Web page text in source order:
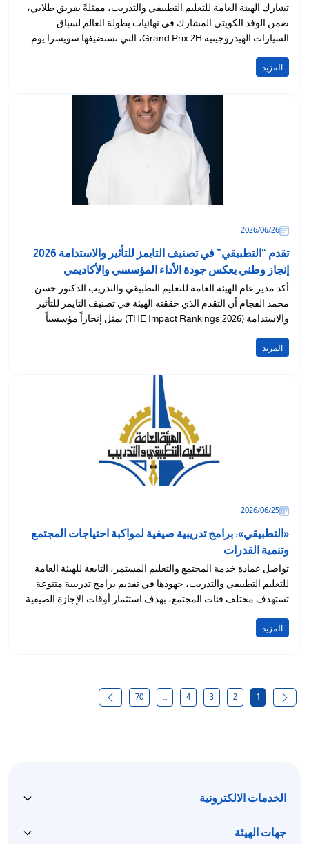
تشارك الهيئة العامة للتعليم التطبيقي والتدريب، ممثلةً بفريق طلابي،
ضمن الوفد الكويتي المشارك في نهائيات بطولة العالم لسباق
السيارات الهيدروجينية Grand Prix 2H، التي تستضيفها سويسرا يوم
المزيد
26‏/06‏/2026
تقدم “التطبيقي” في تصنيف التايمز للتأثير والاستدامة 2026
إنجاز وطني يعكس جودة الأداء المؤسسي والأكاديمي
أكد مدير عام الهيئة العامة للتعليم التطبيقي والتدريب الدكتور حسن
محمد الفجام أن التقدم الذي حققته الهيئة في تصنيف التايمز للتأثير
والاستدامة (THE Impact Rankings 2026) يمثل إنجازاً مؤسسياً
المزيد
25‏/06‏/2026
«التطبيقي»: برامج تدريبية صيفية لمواكبة احتياجات المجتمع
وتنمية القدرات
تواصل عمادة خدمة المجتمع والتعليم المستمر، التابعة للهيئة العامة
للتعليم التطبيقي والتدريب، جهودها في تقديم برامج تدريبية متنوعة
تستهدف مختلف فئات المجتمع، بهدف استثمار أوقات الإجازة الصيفية
المزيد
1
2
3
4
...
70
الخدمات الالكترونية
جهات الهيئة